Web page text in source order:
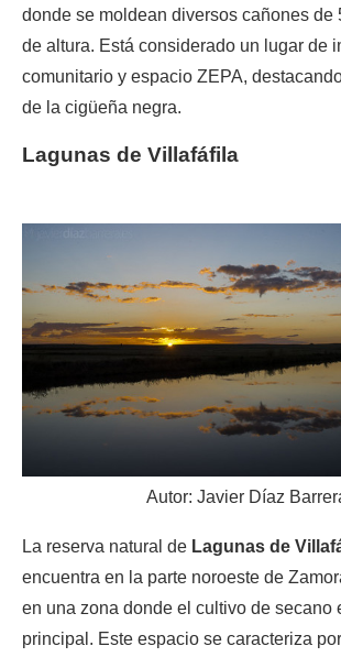
donde se moldean diversos cañones de
de altura. Está considerado un lugar de
comunitario y espacio ZEPA,
de la cigüeña negra.
Lagunas de Villafáfila
Autor: Javier Díaz
La reserva natural de Lagunas de
encuentra en la parte noroeste de
en una zona donde el cultivo de secano
principal. Este espacio se caracteriza